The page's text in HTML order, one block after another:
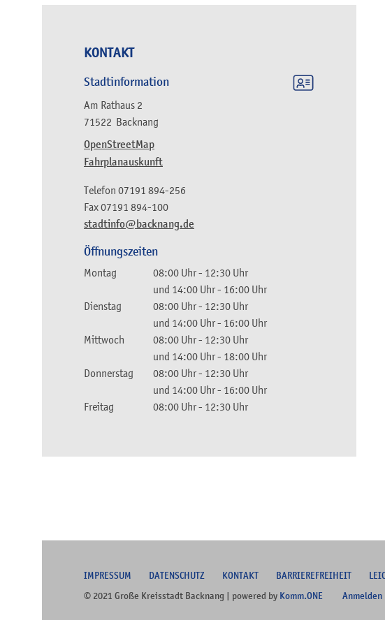
KONTAKT
Stadtinformation
Am Rathaus 2
71522 Backnang
OpenStreetMap
Fahrplanauskunft
stadtinfo@backnang.de
Telefon 07191 894-256
Fax07191 894-100
Öffnungszeiten
Montag 08:00 Uhr- 12:30 Uhr
und 14:00 Uhr- 16:00 Uhr
Dienstag
08:00 Uhr- 12:30 Uhr
und 14:00 Uhr- 16:00 Uhr
Mittwoch
08:00 Uhr- 12:30 Uhr
und 14:00 Uhr- 18:00 Uhr
Donnerstag
08:00 Uhr- 12:30 Uhr
und 14:00 Uhr- 16:00 Uhr
Freitag
08:00 Uhr- 12:30 Uhr
IMPRESSUM DATENSCHUTZ KONTAKT BARRIEREFREIHEIT L
© 2021 Große Kreisstadt Backnang | powered by Komm.ONE Anmelden